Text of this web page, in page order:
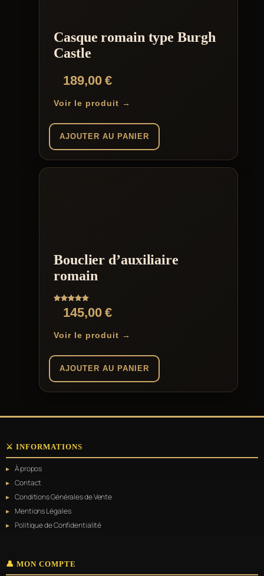
Casque romain type Burgh
Castle
189,00€
Voir le produit →
AJOUTER AU PANIER
Bouclier d’auxiliaire
romain
Note
5.00145,00€
Voir le produit →
AJOUTER AU PANIER
⚔️ INFORMATIONS
À propos
Contact
Conditions Générales de Vente
Mentions Légales
Politique de Confidentialité
👤 MON COMPTE